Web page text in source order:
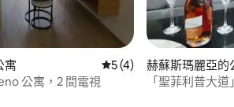
評分（滿分 5 分）
寓 從 4 則評價中獲得 5 的
5 (4)
公寓，2 間電視
赫蘇斯瑪麗亞的
「聖菲利普大